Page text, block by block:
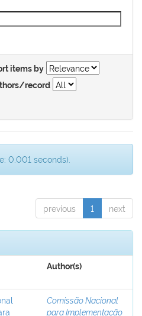
items by
record
0.001 seconds).
previous 1 next
Author(s)
Comissão Nacional
para Implementação